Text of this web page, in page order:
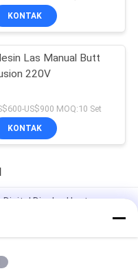
KONTAK
Las Manual Butt
220V
US$900 MOQ:10 Set
KONTAK
Digital Display Heat
Untuk Pipe PE 40mm-